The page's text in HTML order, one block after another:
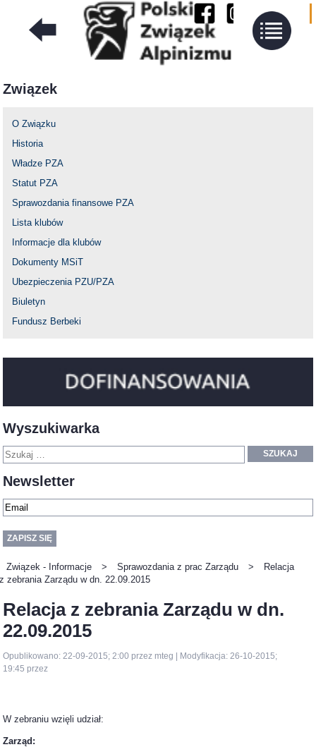
Związek
O Związku
Historia
Władze PZA
Statut PZA
Sprawozdania finansowe PZA
Lista klubów
Informacje dla klubów
Dokumenty MSiT
Ubezpieczenia PZU/PZA
Biuletyn
Fundusz Berbeki
Wyszukiwarka
SZUKAJ
Newsletter
Związek - Informacje > Sprawozdania z prac Zarządu >
Relacja
z zebrania Zarządu w dn. 22.09.2015
Relacja z zebrania Zarządu w dn.
22.09.2015
Opublikowano: 22-09-2015; 2:00 przez mteg | Modyfikacja: 26-10-2015;
19:45 przez
W zebraniu wzięli udział:
Zarząd: